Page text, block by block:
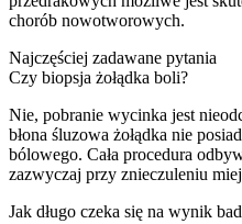
chorób nowotworowych.
Najczęściej zadawane pytania
Czy biopsja żołądka boli?
Nie, pobranie wycinka jest
błona śluzowa żołądka nie
bólowego. Cała procedura
zazwyczaj przy znieczuleniu
Jak długo czeka się na wynik